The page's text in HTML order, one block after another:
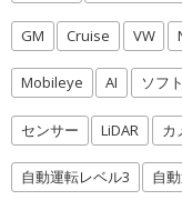
GM Cruise VW
Mobileye AI ソフ
センサー LiDAR カ
自動運転レベル3 自